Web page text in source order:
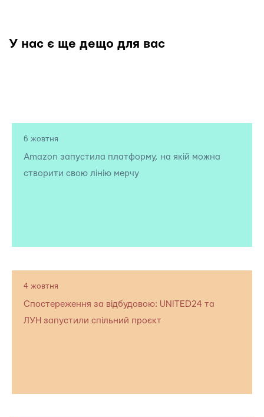
У нас є ще дещо для вас
6 жовтня
Amazon запустила платформу, на якій можна
створити свою лінію мерчу
4 жовтня
Спостереження за відбудовою: UNITED24 та
ЛУН запустили спільний проєкт